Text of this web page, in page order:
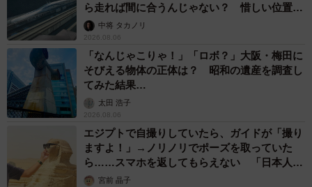
ら走れば間に合うんじゃない？ 惜しい位置関
係が反響
中将 タカノリ
2026.08.06
「なんじゃこりゃ！」「ロボ？」大阪・梅田に
そびえる物体の正体は？ 昭和の遺産を調査し
てみた結果…
太田 浩子
2026.08.06
エジプトで自撮りしていたら、ガイドが「撮り
ますよ！」→ノリノリでポーズを取っていた
ら……スマホを返してもらえない 「日本人は
カモ代表かも」「私は6時間で3万円払った」
宮前 晶子